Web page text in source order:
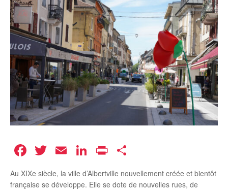
Facebook
Twitter
EmailLinkedIn
Print
Au XIXe siècle, la ville d’Albertville nouvellement créée et bientôt
française se développe. Elle se dote de nouvelles rues, de